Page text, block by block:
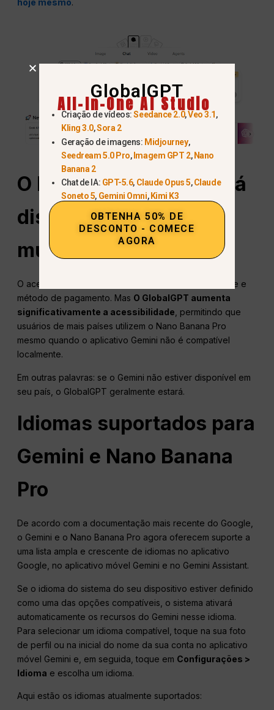
hoje mesmo.
O Nano Banana Pro está
disponível em todo o
mundo?
O acesso oficial ao Gemini é limitado por região, idade e
método de pagamento. Mas O GlobalGPT aumenta
significativamente a acessibilidade , permitindo que
usuários de mais países utilizem o Nano Banana Pro
mesmo quando o aplicativo Gemini não é compatível
localmente.
Em outras palavras: se o Gemini não estiver disponível em
seu país, o GlobalGPT geralmente estará.
Idiomas suportados para
Gemini e Nano Banana
Pro
De acordo com a documentação mais recente do Google,
o Gemini e o Nano Banana Pro agora oferecem suporte a
uma lista ampla e crescente de idiomas no aplicativo
Google, no aplicativo móvel Gemini e no Gemini Assistant.
Se o idioma do sistema do seu dispositivo estiver definido
como uma das opções compatíveis, o sistema ativará
automaticamente os recursos do Gemini nesse idioma.
Para selecionar um idioma compatível, toque na sua foto
de perfil ou na inicial do nome da sua conta no aplicativo
móvel Gemini e, em seguida, toque em Configurações >
Idioma e escolha um idioma.
Aqui estão os idiomas atualmente suportados:
GlobalGPT
All-In-One AI Studio
Criação de vídeos:Seedance 2.0,Veo 3.1,
Kling 3.0,Sora 2
Geração de imagens: Midjourney,
Seedream 5.0 Pro,Imagem GPT 2,Nano
Banana 2
Chat de IA: GPT-5.6, Claude Opus 5,Claude
Soneto 5, Gemini Omni,Kimi K3
OBTENHA 50% DE
DESCONTO - COMECE
AGORA